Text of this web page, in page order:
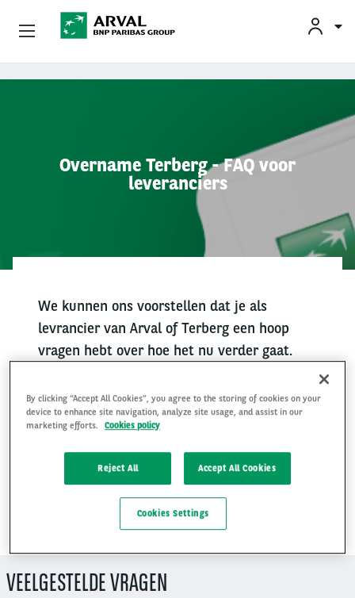
Overname Terberg - FAQ voor
leveranciers
We kunnen ons voorstellen dat je als
levrancier van Arval of Terberg een hoop
vragen hebt over hoe het nu verder gaat.
beantwoorden. We zijn zelf ook nog druk
bezig met de planning. Belangrijk voor jou
zonder dat we je daarover inlichten. Houd
deze pagina in de gaten voor de laatste
VEELGESTELDE VRAGEN
Zakelijk Leasen
Mobiliteit
By clicking “Accept All Cookies”, you agree to the storing of cookies on your
device to enhance site navigation, analyze site usage, and assist in our
marketing efforts.
Cookies policy
Reject All Accept All Cookies
Cookies Settings